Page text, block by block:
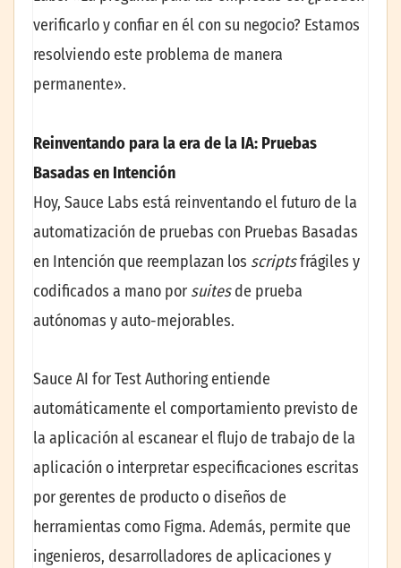
verificarlo y confiar en él con su negocio? Estamos
resolviendo este problema de manera
permanente».
Reinventando para la era de la IA: Pruebas
Basadas en Intención
Hoy, Sauce Labs está reinventando el futuro de la
automatización de pruebas con Pruebas Basadas
en Intención que reemplazan los scriptsfrágiles y
codificados a mano por suitesde prueba
autónomas y auto-mejorables.
Sauce AI for Test Authoring entiende
automáticamente el comportamiento previsto de
la aplicación al escanear el flujo de trabajo de la
aplicación o interpretar especificaciones escritas
por gerentes de producto o diseños de
herramientas como Figma. Además, permite que
ingenieros, desarrolladores de aplicaciones y